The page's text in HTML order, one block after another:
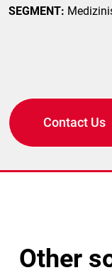
SEGMENT:
Contact Us
other solutions from our